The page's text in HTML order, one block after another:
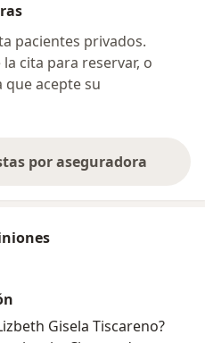
pacientes privados.
cita para reservar, o
acepte su
por aseguradora
Gisela Tiscareno?